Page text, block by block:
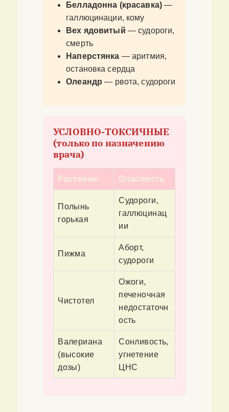
Белладонна (красавка) —
галлюцинации, кому
Вех ядовитый — судороги,
смерть
Наперстянка — аритмия,
остановка сердца
Олеандр — рвота, судороги
УСЛОВНО-ТОКСИЧНЫЕ
(только по назначению
врача)
Растение Опасность
Полынь
горькая
Судороги,
галлюцинац
ии
Пижма
Аборт,
судороги
Чистотел
Ожоги,
печеночная
недостаточн
ость
Валериана
(высокие
дозы)
Сонливость,
угнетение
ЦНС